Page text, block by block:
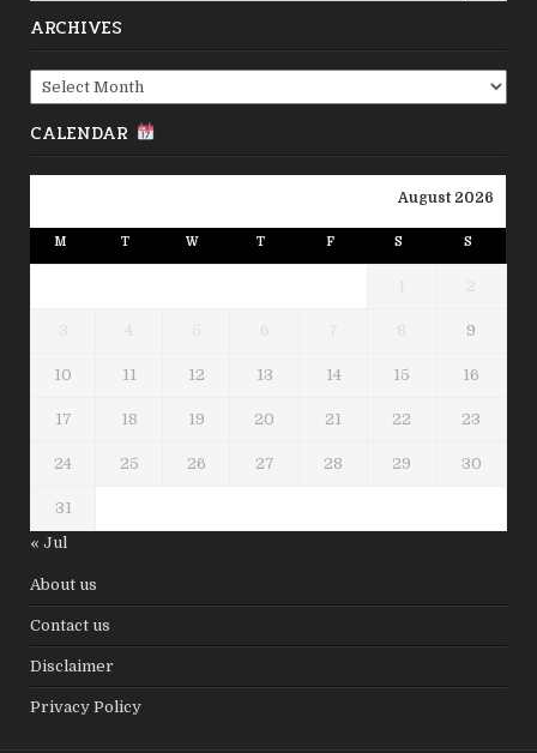
ARCHIVES
Archives
CALENDAR
August 2026
M T W T F S S
1 2
3 4 5 6 7 8 9
10 11 12 13 14 15 16
17 18 19 20 21 22 23
24 25 26 27 28 29 30
31
« Jul
About us
Contact us
Disclaimer
Privacy Policy